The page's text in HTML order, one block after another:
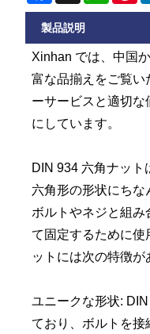
製品説明
Xinhan では、中国
富な品揃えをご覧い
ーサービスと適切
にしています。
DIN 934 六角ナッ
六角形の形状にち
ボルトやネジと組
て固定するために使
ットには次の特徴が
ユニークな形状:
ており、ボルトを接